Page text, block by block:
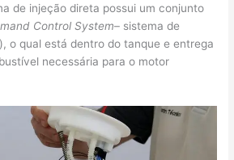
de injeção direta possui um conjunto
Control System– sistema de
o qual está dentro do tanque e entrega
necessária para o motor